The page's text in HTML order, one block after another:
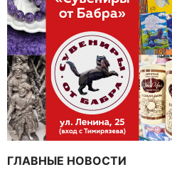
ГЛАВНЫЕ НОВОСТИ